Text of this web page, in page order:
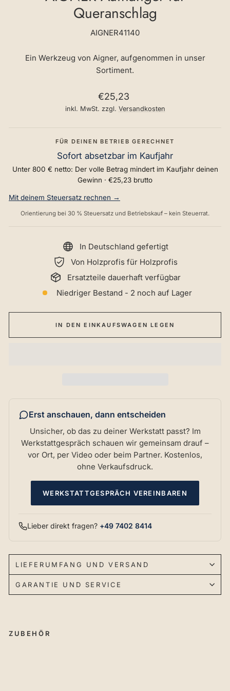
Queranschlag
AIGNER41140
Ein Werkzeug von Aigner, aufgenommen in unser
Sortiment.
Normaler
Preis
€25,23
inkl. MwSt. zzgl. Versandkosten
FÜR DEINEN BETRIEB GERECHNET
Sofort absetzbar im Kaufjahr
Unter 800 € netto: Der volle Betrag mindert im Kaufjahr deinen
Gewinn · €25,23 brutto
Mit deinem Steuersatz rechnen →
Orientierung bei 30 % Steuersatz und Betriebskauf – kein Steuerrat.
In Deutschland gefertigt
Von Holzprofis für Holzprofis
Ersatzteile dauerhaft verfügbar
Niedriger Bestand - 2 noch auf Lager
IN DEN EINKAUFSWAGEN LEGEN
Erst anschauen, dann entscheiden
Unsicher, ob das zu deiner Werkstatt passt? Im
Werkstattgespräch schauen wir gemeinsam drauf –
vor Ort, per Video oder beim Partner. Kostenlos,
ohne Verkaufsdruck.
WERKSTATTGESPRÄCH VEREINBAREN
Lieber direkt fragen? +49 7402 8414
LIEFERUMFANG UND VERSAND
GARANTIE UND SERVICE
ZUBEHÖR